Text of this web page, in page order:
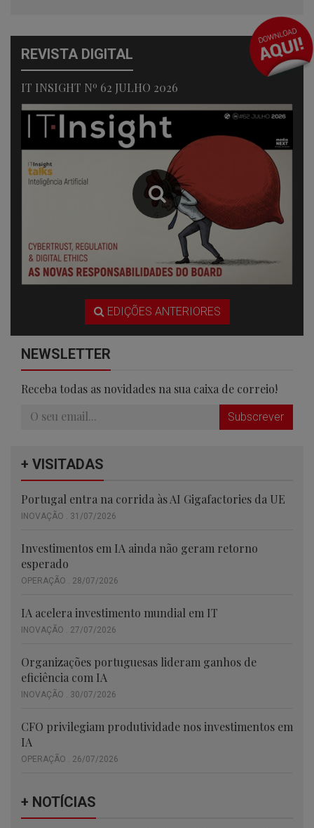
REVISTA DIGITAL
IT INSIGHT Nº 62 JULHO 2026
EDIÇÕES ANTERIORES
NEWSLETTER
Receba todas as novidades na sua caixa de correio!
Subscrever
+ VISITADAS
Portugal entra na corrida às AI Gigafactories da UE
INOVAÇÃO . 31/07/2026
Investimentos em IA ainda não geram retorno
esperado
OPERAÇÃO . 28/07/2026
IA acelera investimento mundial em IT
INOVAÇÃO . 27/07/2026
Organizações portuguesas lideram ganhos de
eficiência com IA
INOVAÇÃO . 30/07/2026
CFO privilegiam produtividade nos investimentos em
IA
OPERAÇÃO . 26/07/2026
+ NOTÍCIAS